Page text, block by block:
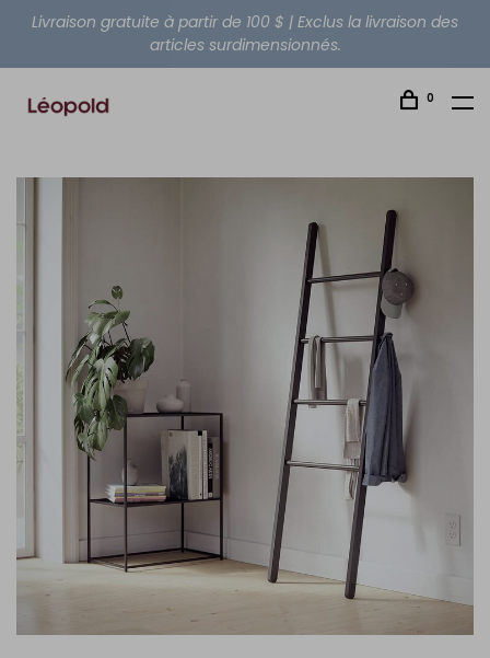
Livraison gratuite à partir de 100 $ | Exclus la livraison des
articles surdimensionnés.
0